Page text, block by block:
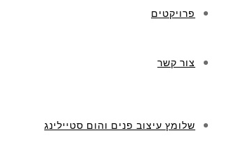
פרויקטים
צור קשר
שלומץ עיצוב פנים והום סטיילינג